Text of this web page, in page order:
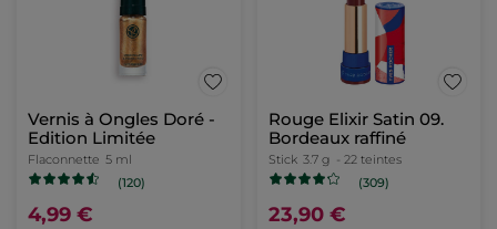
Vernis à Ongles Doré -
Edition Limitée
Flaconnette 5 ml
(120)
4,99 €
Rouge Elixir Satin 09.
Bordeaux raffiné
Stick 3.7 g - 22 teintes
(309)
23,90 €